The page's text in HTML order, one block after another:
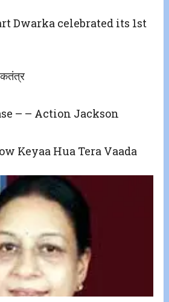
Dwarka celebrated its 1st
– – Action Jackson
Keyaa Hua Tera Vaada